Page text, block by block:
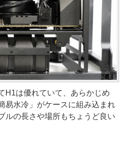
H1は優れていて、あらかじめ
易水冷」がケースに組み込まれ
ルの長さや場所もちょうど良い